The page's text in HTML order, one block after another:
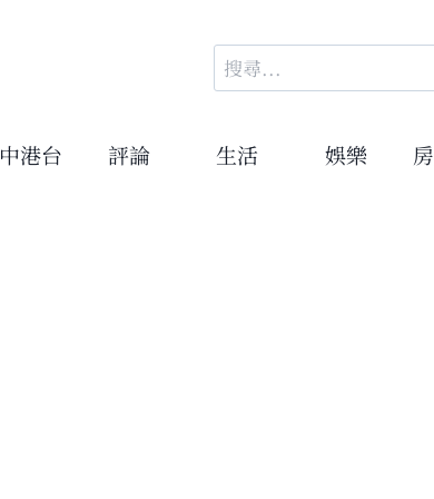
搜
尋
鍵
中港台 評論 生活 娛樂